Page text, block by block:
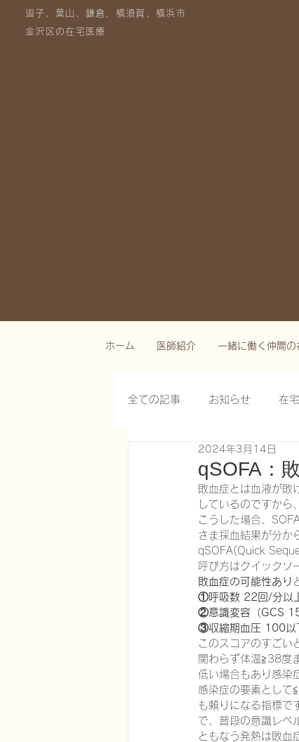
逗子、葉山、鎌倉、横須賀、横浜市
金沢区の在宅医療
ホーム 医師紹介 一緒に働く仲間
全ての記事 お知らせ 在
栄養管理を科学する
がん緩和ケア医療を科学する
慢性難治性疼痛に対する脊髄
在宅医療におけるエコーを科
在宅医療における認知症治療
エビデンスに基づく健康情報
qSOFA：
2024年3月14日
敗血症とは血液が敗
しているのですから
こうした場合、
さま採血結果が分か
qSOFA(Quick
呼び方はクイックソ
敗血症の可能性あり
①呼吸数 22回/分以
②意識変容（GCS 15
③収縮期血圧 100以
このスコアのすごい
関わらず体温≧38度
低い場合もあり感染
感染症の要素として
も頼りになる指標で
で、普段の意識レベ
ともなう発熱は敗血